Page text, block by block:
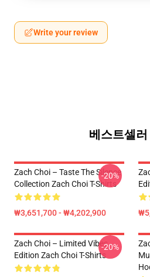
Write your review
베스트셀
Zach Choi – Taste The Silence
Collection Zach Choi T-Shirts
₩3,651,700 - ₩4,202,900
-20%
Zach Choi – Limited Vibes
Edition Zach Choi T-Shirts
-20%